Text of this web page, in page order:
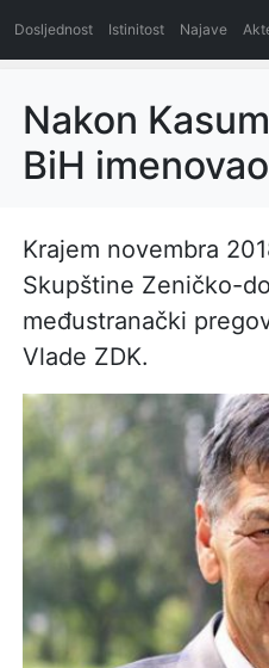
Dosljednost Istinitost Najave
Nakon
BiH
Krajem novembra
Skupštine Zeničko-
međustranački
Vlade ZDK.